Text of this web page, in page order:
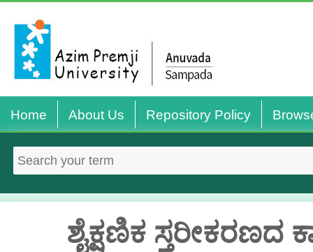
Home About Us Repository Policy
ಶೈಕ್ಷಣಿಕ ಸ್ತರೀಕರಣದ